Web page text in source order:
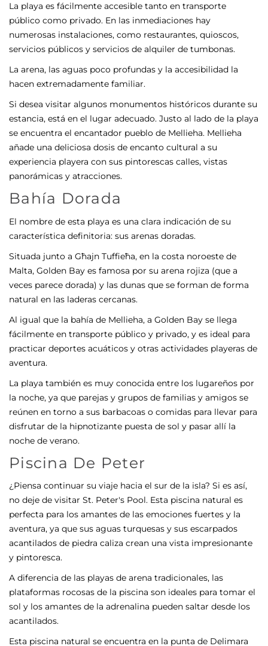
La playa es fácilmente accesible tanto en transporte
público como privado. En las inmediaciones hay
numerosas instalaciones, como restaurantes, quioscos,
servicios públicos y servicios de alquiler de tumbonas.
La arena, las aguas poco profundas y la accesibilidad la
hacen extremadamente familiar.
Si desea visitar algunos monumentos históricos durante su
estancia, está en el lugar adecuado. Justo al lado de la playa
se encuentra el encantador pueblo de Mellieha. Mellieha
añade una deliciosa dosis de encanto cultural a su
experiencia playera con sus pintorescas calles, vistas
panorámicas y atracciones.
Bahía Dorada
El nombre de esta playa es una clara indicación de su
característica definitoria: sus arenas doradas.
Situada junto a Għajn Tuffieħa, en la costa noroeste de
Malta, Golden Bay es famosa por su arena rojiza (que a
veces parece dorada) y las dunas que se forman de forma
natural en las laderas cercanas.
Al igual que la bahía de Mellieha, a Golden Bay se llega
fácilmente en transporte público y privado, y es ideal para
practicar deportes acuáticos y otras actividades playeras de
aventura.
La playa también es muy conocida entre los lugareños por
la noche, ya que parejas y grupos de familias y amigos se
reúnen en torno a sus barbacoas o comidas para llevar para
disfrutar de la hipnotizante puesta de sol y pasar allí la
noche de verano.
Piscina De Peter
¿Piensa continuar su viaje hacia el sur de la isla? Si es así,
no deje de visitar St. Peter's Pool. Esta piscina natural es
perfecta para los amantes de las emociones fuertes y la
aventura, ya que sus aguas turquesas y sus escarpados
acantilados de piedra caliza crean una vista impresionante
y pintoresca.
A diferencia de las playas de arena tradicionales, las
plataformas rocosas de la piscina son ideales para tomar el
sol y los amantes de la adrenalina pueden saltar desde los
acantilados.
Esta piscina natural se encuentra en la punta de Delimara